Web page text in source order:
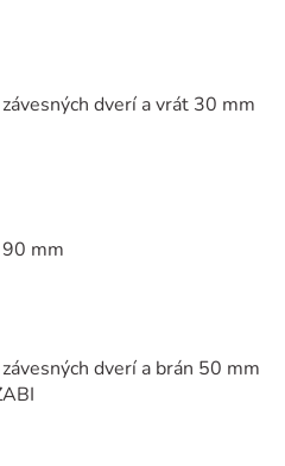
dverí a vrát 30 mm
mm
dverí a brán 50 mm